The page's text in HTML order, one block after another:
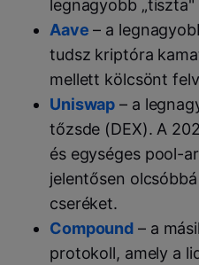
legnagyobb
Aave – a
tudsz kriptóra
mellett kölcsönt
Uniswap – a
tőzsde (DEX). A
és egységes pool-
jelentősen
cseréket.
Compound – a
protokoll, amely a